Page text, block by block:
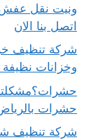
اتصل بنا الان
وخزانات نظيفة بضمان99%لـتنظيف
حشرات بالرياض
شركة تنظيف